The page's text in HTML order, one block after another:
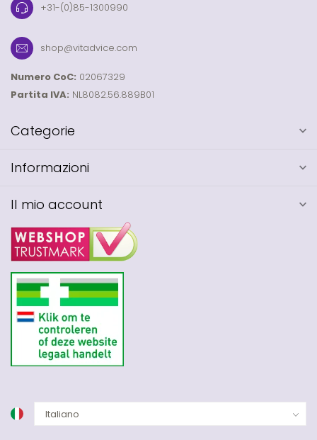
+31-(0)85-1300990
shop@vitadvice.com
Numero CoC: 02067329
Partita IVA: NL8082.56.889B01
Categorie
Informazioni
Il mio account